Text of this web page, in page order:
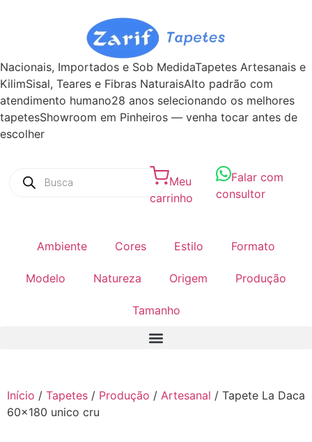
Nacionais, Importados e Sob MedidaTapetes Artesanais e
KilimSisal, Teares e Fibras NaturaisAlto padrão com
atendimento humano28 anos selecionando os melhores
tapetesShowroom em Pinheiros — venha tocar antes de
escolher
Meu
carrinho
Falar com
consultor
Ambiente Cores Estilo Formato
Modelo Natureza Origem Produção
Tamanho
Início / Tapetes / Produção / Artesanal / Tapete La Daca
60×180 unico cru